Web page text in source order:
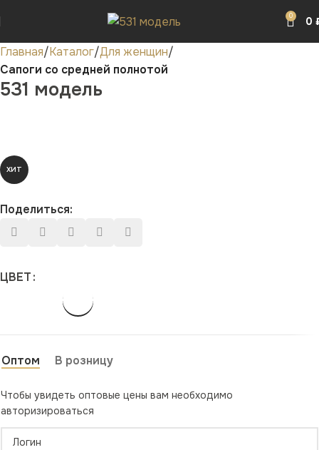
0 0
Главная Каталог Для женщин
Сапоги со средней полнотой
531 модель
ХИТ
Поделиться:
ЦВЕТ
Оптом В розницу
Чтобы увидеть оптовые цены вам необходимо
авторизироваться